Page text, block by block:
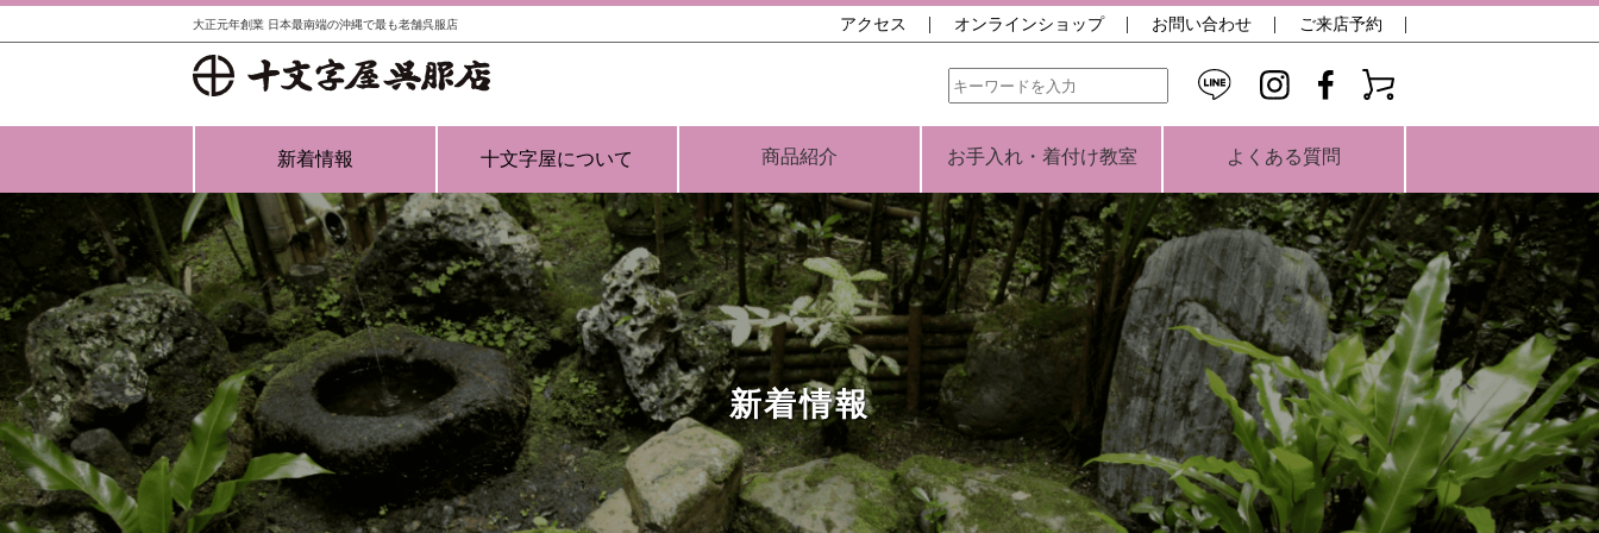
大正元年創業 日本最南端の沖縄で最も老舗呉服店 アクセス オンラインショップ お問い合わせ ご来店予約
新着情報 十文字屋について 商品紹介 お手入れ・着付け教室 よくある質問
新着情報